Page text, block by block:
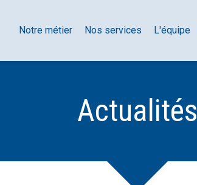
Notre métier Nos services L'équipe
Actualités